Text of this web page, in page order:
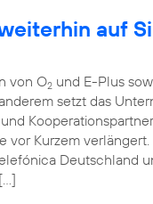
auf
von O2 und E-Plus
setzt das
Kurzem
Deutschland